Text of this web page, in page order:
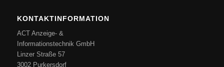
KONTAKTINFORMATION
ACT Anzeige- &
Informationstechnik GmbH
Linzer Straße 57
3002 Purkersdorf